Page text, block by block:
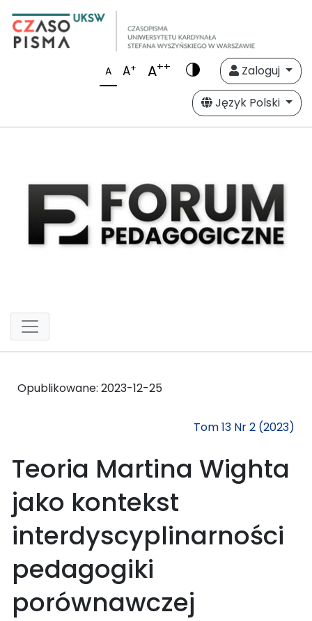
A A+ A++
Zaloguj
Język Polski
Opublikowane: 2023-12-25
Tom 13 Nr 2 (2023)
Teoria Martina Wighta
jako kontekst
interdyscyplinarności
pedagogiki
porównawczej